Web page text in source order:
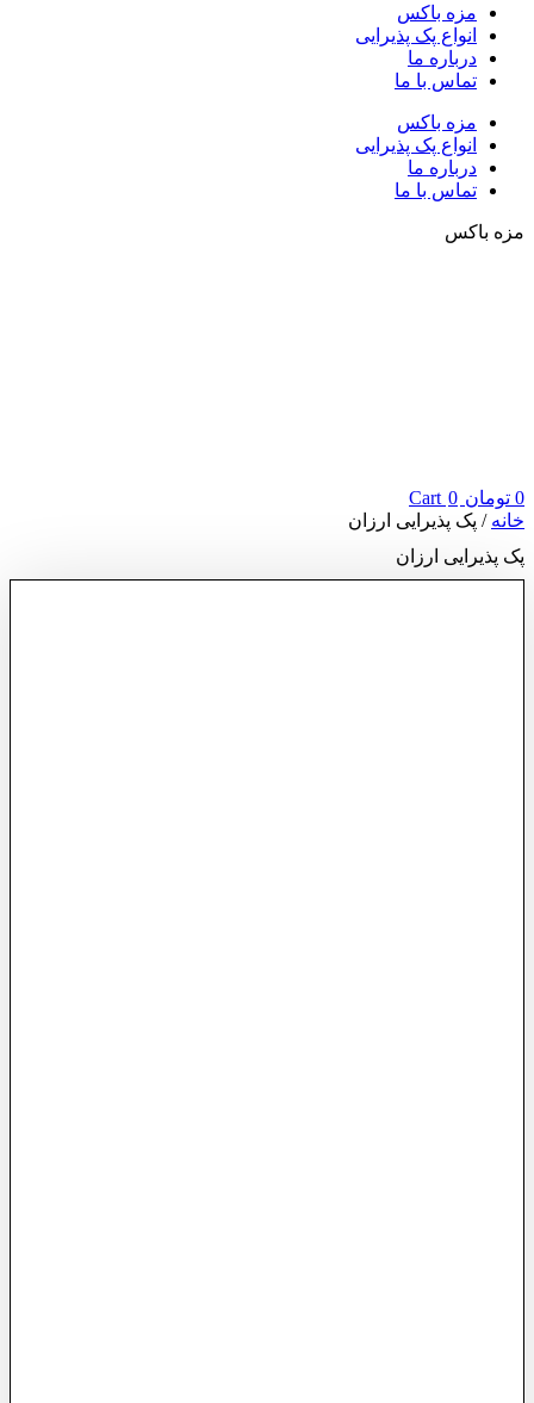
مزه باکس
انواع پک پذیرایی
درباره ما
تماس با ما
مزه باکس
انواع پک پذیرایی
درباره ما
تماس با ما
مزه باکس
0 تومان 0
Cart
خانه / پک پذیرایی ارزان
پک پذیرایی ارزان